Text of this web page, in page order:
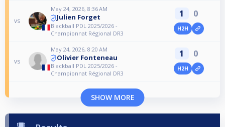
vs
May 24, 2026, 8:36 AM
Julien Forget
Blackball PDL 2025/2026 -
Championnat Régional DR3
1 0
H2H
vs
May 24, 2026, 8:20 AM
Olivier Fonteneau
Blackball PDL 2025/2026 -
Championnat Régional DR3
1 0
H2H
SHOW MORE